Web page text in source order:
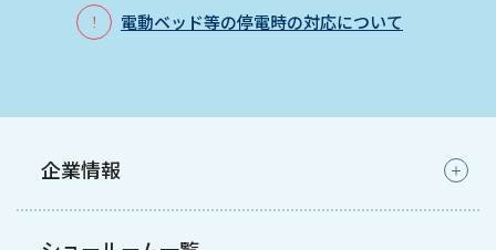
電動ベッド等の停電時の対応について
企業情報